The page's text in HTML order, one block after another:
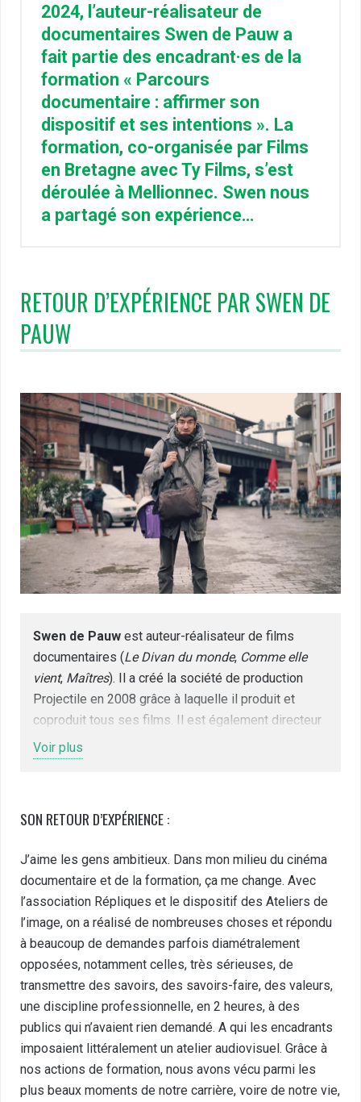
2024, l’auteur-réalisateur de
documentaires Swen de Pauw a
fait partie des encadrant·es de la
formation « Parcours
documentaire : affirmer son
dispositif et ses intentions ». La
formation, co-organisée par Films
en Bretagne avec Ty Films, s’est
déroulée à Mellionnec. Swen nous
a partagé son expérience…
RETOUR D’EXPÉRIENCE PAR SWEN DE
PAUW
Swen de Pauw est auteur-réalisateur de films
documentaires (Le Divan du monde, Comme elle
vient, Maîtres). Il a créé la société de production
Projectile en 2008 grâce à laquelle il produit et
coproduit tous ses films. Il est également directeur
artistique et programmateur des festivals Kings of
Doc et KODEX (Kings of Doc Expanded) à
coordonne plusieurs dispositifs dans les domaines
associatifs et l’éducation aux l’images.
Voir plus
SON RETOUR D’EXPÉRIENCE :
J’aime les gens ambitieux. Dans mon milieu du cinéma
documentaire et de la formation, ça me change. Avec
l’association Répliques et le dispositif des Ateliers de
l’image, on a réalisé de nombreuses choses et répondu
à beaucoup de demandes parfois diamétralement
opposées, notamment celles, très sérieuses, de
transmettre des savoirs, des savoirs-faire, des valeurs,
une discipline professionnelle, en 2 heures, à des
publics qui n’avaient rien demandé. A qui les encadrants
imposaient littéralement un atelier audiovisuel. Grâce à
nos actions de formation, nous avons vécu parmi les
plus beaux moments de notre carrière, voire de notre vie,